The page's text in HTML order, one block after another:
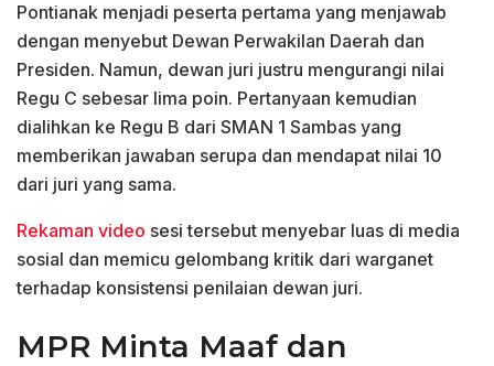
Pontianak menjadi peserta pertama yang menjawab
dengan menyebut Dewan Perwakilan Daerah dan
Presiden. Namun, dewan juri justru mengurangi nilai
Regu C sebesar lima poin. Pertanyaan kemudian
dialihkan ke Regu B dari SMAN 1 Sambas yang
memberikan jawaban serupa dan mendapat nilai 10
dari juri yang sama.
Rekaman video sesi tersebut menyebar luas di media
sosial dan memicu gelombang kritik dari warganet
terhadap konsistensi penilaian dewan juri.
MPR Minta Maaf dan